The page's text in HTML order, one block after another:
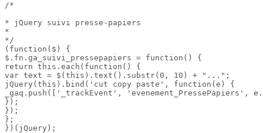
/*
* jQuery suivi presse-papiers
*
*/
(function($) {
$.fn.ga_suivi_pressepapiers = function() {
return this.each(function() {
var text = $(this).text().substr(0, 10) + "...";
jQuery(this).bind('cut copy paste', function(e) {
_gaq.push(['_trackEvent', 'evenement_PressePapiers',
});
});
};
})(jQuery);